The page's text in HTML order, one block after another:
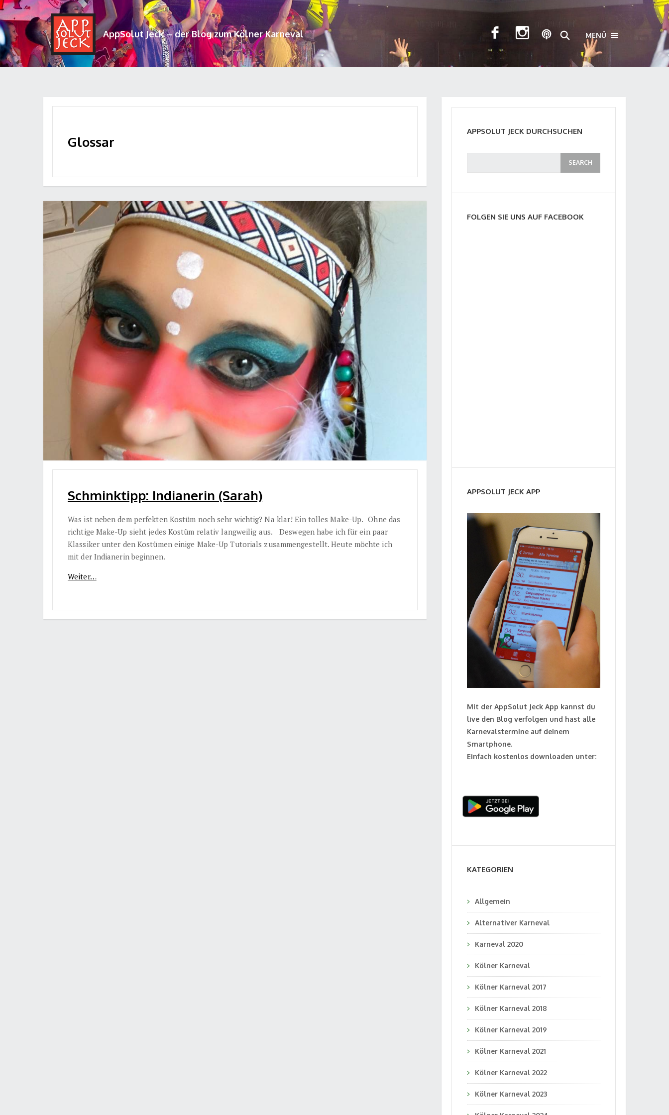
AppSolut Jeck – der Blog zum Kölner Karneval MENÜ TOGGLE
Glossar
Schminktipp: Indianerin (Sarah)
Was ist neben dem perfekten Kostüm noch sehr wichtig? Na klar! Ein tolles Make-Up. Ohne das
richtige Make-Up sieht jedes Kostüm relativ langweilig aus. Deswegen habe ich für ein paar
Klassiker unter den Kostümen einige Make-Up Tutorials zusammengestellt. Heute möchte ich
mit der Indianerin beginnen.
Weiter…
APPSOLUT JECK DURCHSUCHEN
FOLGEN SIE UNS AUF FACEBOOK
APPSOLUT JECK APP
Mit der AppSolut Jeck App kannst du
live den Blog verfolgen und hast alle
Karnevalstermine auf deinem
Smartphone.
Einfach kostenlos downloaden unter:
KATEGORIEN
Allgemein
Alternativer Karneval
Karneval 2020
Kölner Karneval
Kölner Karneval 2017
Kölner Karneval 2018
Kölner Karneval 2019
Kölner Karneval 2021
Kölner Karneval 2022
Kölner Karneval 2023